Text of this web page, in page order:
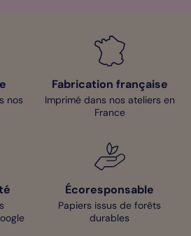
nos
Fabrication française
Imprimé dans nos ateliers en
France
Écoresponsable
Papiers issus de forêts
durables